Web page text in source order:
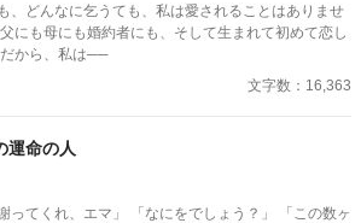
、どんなに乞うても、私は愛されることはありませ
にも母にも婚約者にも、そして生まれて初めて恋し
から、私は──
文字数：16,363
運命の人
ってくれ、エマ」 「なにをでしょう？」 「この数ヶ